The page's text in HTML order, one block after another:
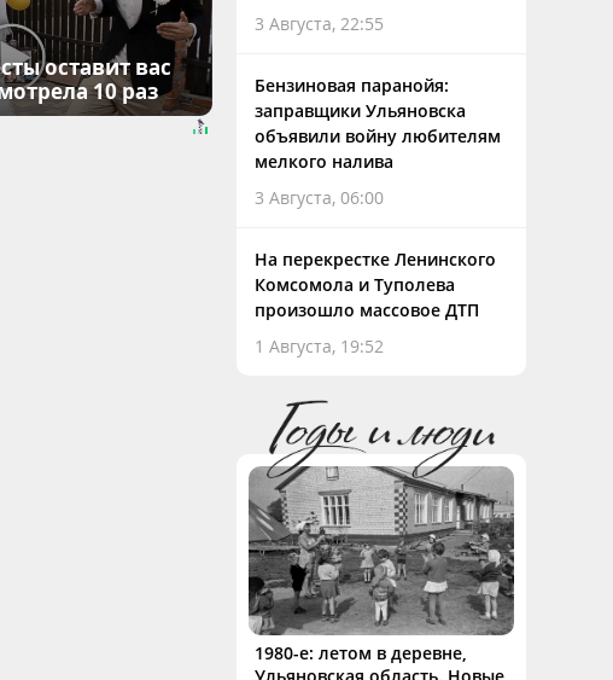
оставит вас
10 раз
3 Августа, 22:55
Бензиновая паранойя:
заправщики Ульяновска
объявили войну любителям
мелкого налива
3 Августа, 06:00
На перекрестке Ленинского
Комсомола и Туполева
произошло массовое ДТП
1 Августа, 19:52
1980-е: летом в деревне,